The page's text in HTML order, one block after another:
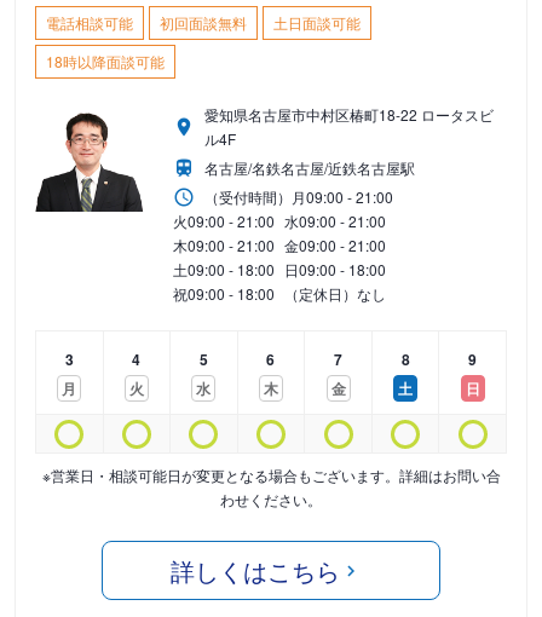
電話相談可能 初回面談無料
土日面談可能
18時以降面談可能
愛知県名古屋市中村区椿町18-22 ロータスビ
ル4F
名古屋/名鉄名古屋/近鉄名古屋駅
（受付時間） 月09:00 - 21:00
火09:00 - 21:00 水09:00 - 21:00
木09:00 - 21:00 金09:00 - 21:00
土09:00 - 18:00 日09:00 - 18:00
祝09:00 - 18:00 （定休日）なし
3
月
4
火
5
水
6
木
7
金
8
土
9
日
※営業日・相談可能日が変更となる場合もございます。詳細はお問い合
わせください。
詳しくはこちら